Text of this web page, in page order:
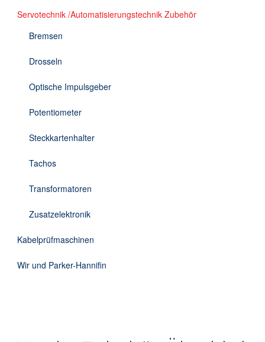
Servotechnik /Automatisierungstechnik Zubehör
Bremsen
Drosseln
Optische Impulsgeber
Potentiometer
Steckkartenhalter
Tachos
Transformatoren
Zusatzelektronik
Kabelprüfmaschinen
Wir und Parker-Hannifin